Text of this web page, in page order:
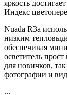
яркость
Индекс
Nuada R3a
низким
обеспечивая
осветитель
для новичков,
фотографии и
...